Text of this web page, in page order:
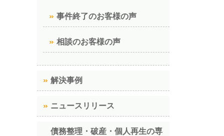
事件終了のお客様の声
相談のお客様の声
解決事例
ニュースリリース
債務整理・破産・個人再生の専